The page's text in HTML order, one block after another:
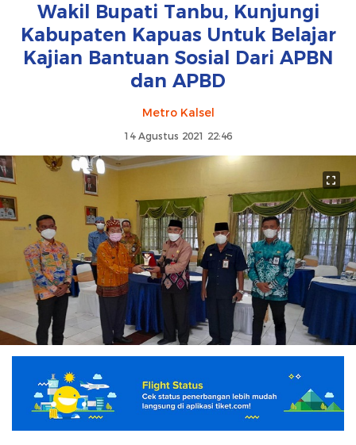
Wakil Bupati Tanbu, Kunjungi
Kabupaten Kapuas Untuk Belajar
Kajian Bantuan Sosial Dari APBN
dan APBD
Metro Kalsel
14 Agustus 2021 22:46